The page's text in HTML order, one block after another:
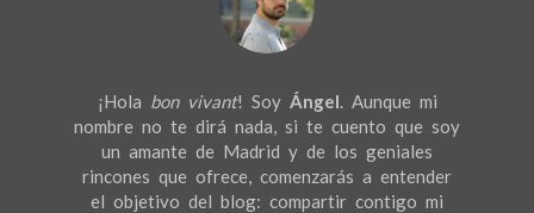
¡Hola bon vivant! Soy Ángel. Aunque mi
nombre no te dirá nada, si te cuento que soy
un amante de Madrid y de los geniales
rincones que ofrece, comenzarás a entender
el objetivo del blog: compartir contigo mi